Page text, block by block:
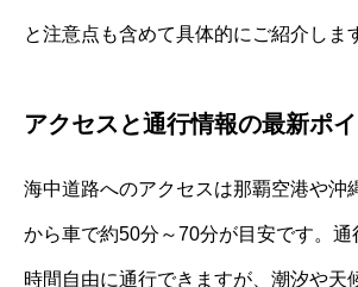
と注意点も含めて具体的にご紹介しま
アクセスと通行情報の最新ポ
海中道路へのアクセスは那覇空港や沖
から車で約50分～70分が目安です。
時間自由に通行できますが、潮汐や天